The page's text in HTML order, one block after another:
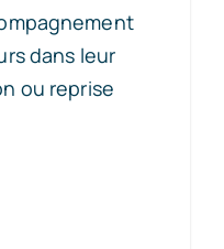
dans leur
ou reprise